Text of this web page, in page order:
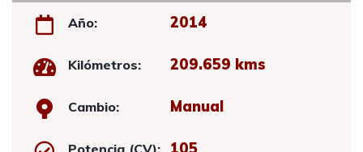
Año: 2014
Kilómetros: 209.659 kms
Cambio: Manual
Potencia (CV):